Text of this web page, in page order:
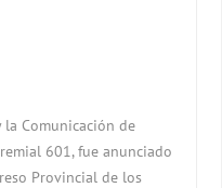
la Comunicación de
601, fue anunciado
Provincial de los